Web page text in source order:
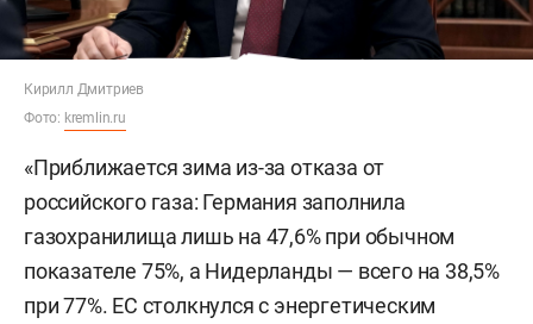
Кирилл Дмитриев
Фото: kremlin.ru
«Приближается зима из-за отказа от
российского газа: Германия заполнила
газохранилища лишь на 47,6% при обычном
показателе 75%, а Нидерланды — всего на 38,5%
при 77%. ЕС столкнулся с энергетическим